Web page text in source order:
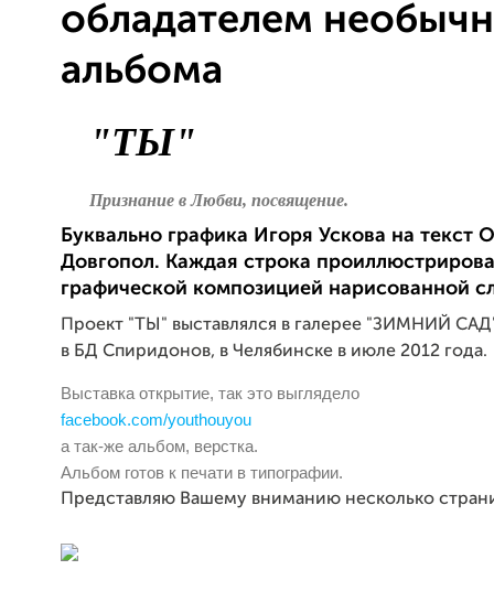
обладателем
альбома
"ТЫ"
Признание в Любви, посвящение.
Буквально графика Игоря Ускова на текст
Довгопол. Каждая строка
графической композицией нарисованной
Проект "ТЫ" выставлялся в галерее "ЗИМНИЙ
в БД Спиридонов, в Челябинске в июле 2012 года.
Выставка открытие, так это выглядело
facebook.com/youthouyou
а так-же альбом, верстка.
Альбом готов к печати в типографии.
Представляю Вашему вниманию несколько